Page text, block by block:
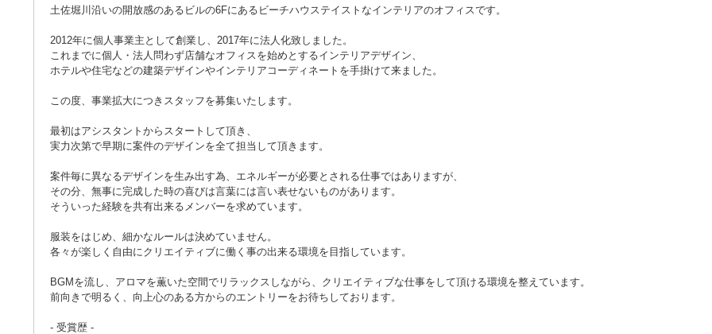
土佐堀川沿いの開放感のあるビルの6Fにあるビーチハウステイストなインテリアのオフィスです。
2012年に個人事業主として創業し、2017年に法人化致しました。
これまでに個人・法人問わず店舗なオフィスを始めとするインテリアデザイン、
ホテルや住宅などの建築デザインやインテリアコーディネートを手掛けて来ました。
この度、事業拡大につきスタッフを募集いたします。
最初はアシスタントからスタートして頂き、
実力次第で早期に案件のデザインを全て担当して頂きます。
案件毎に異なるデザインを生み出す為、エネルギーが必要とされる仕事ではありますが、
その分、無事に完成した時の喜びは言葉には言い表せないものがあります。
そういった経験を共有出来るメンバーを求めています。
服装をはじめ、細かなルールは決めていません。
各々が楽しく自由にクリエイティブに働く事の出来る環境を目指しています。
BGMを流し、アロマを薫いた空間でリラックスしながら、クリエイティブな仕事をして頂ける環境を整えています。
前向きで明るく、向上心のある方からのエントリーをお待ちしております。
- 受賞歴 -